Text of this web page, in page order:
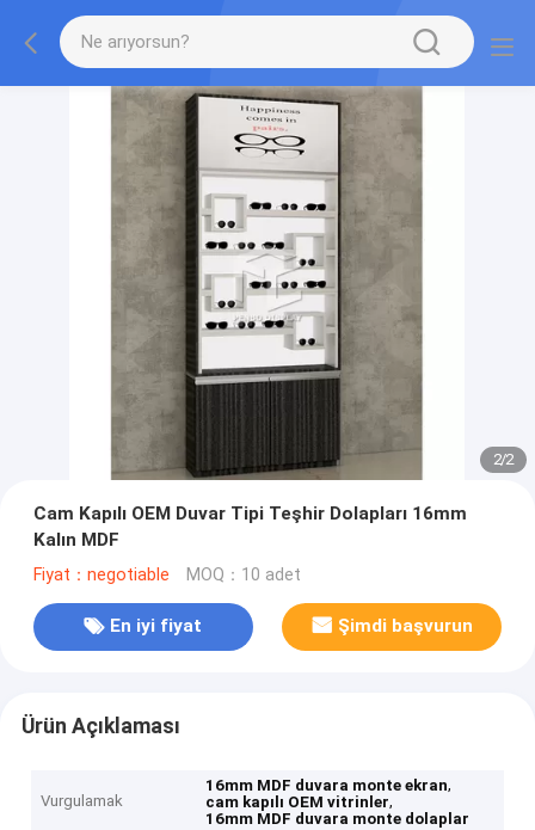
2/2
Cam Kapılı OEM Duvar Tipi Teşhir Dolapları 16mm
Kalın MDF
Fiyat：negotiable MOQ：10 adet
En iyi fiyat Şimdi başvurun
Ürün Açıklaması
Vurgulamak
16mm MDF duvara monte ekran,
cam kapılı OEM vitrinler,
16mm MDF duvara monte dolaplar